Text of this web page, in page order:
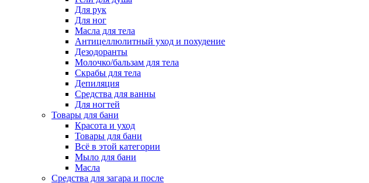
Для рук
Для ног
Масла для тела
Антицеллюлитный уход и похудение
Дезодоранты
Молочко/бальзам для тела
Скрабы для тела
Депиляция
Средства для ванны
Для ногтей
Товары для бани
Красота и уход
Товары для бани
Всё в этой категории
Мыло для бани
Масла
Средства для загара и после